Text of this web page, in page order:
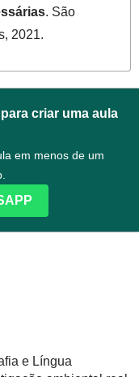
. São
2021.
criar uma aula
em menos de um
e Língua